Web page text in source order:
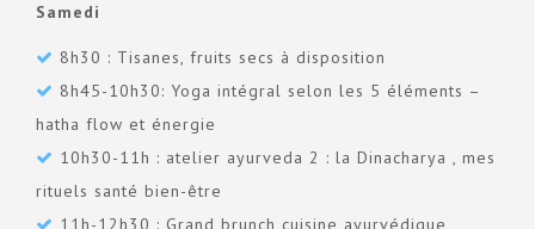
Samedi
8h30 : Tisanes, fruits secs à disposition
8h45-10h30: Yoga intégral selon les 5 éléments –
hatha flow et énergie
10h30-11h : atelier ayurveda 2 : la Dinacharya , mes
rituels santé bien-être
11h-12h30 : Grand brunch cuisine ayurvédique